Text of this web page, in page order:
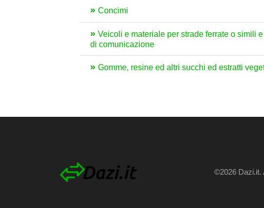
Concimi
Veicoli e materiale per strade ferrate o simili
di comunicazione
Gomme, resine ed altri succhi ed estratti
©2026 Dazi.it.